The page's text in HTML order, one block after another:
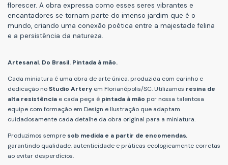
florescer. A obra expressa como esses seres vibrantes e
encantadores se tornam parte do imenso jardim que é o
mundo, criando uma conexão poética entre a majestade felina
e a persistência da natureza.
Artesanal. Do Brasil. Pintada à mão.
Cada miniatura é uma obra de arte única, produzida com carinho e
dedicação noStudio Artery em Florianópolis/SC. Utilizamos resina de
alta resistência e cada peça é pintada à mão por nossa talentosa
equipe com formação em Design e Ilustração que adaptam
cuidadosamente cada detalhe da obra original para a miniatura.
Produzimos sempre sob medida e a partir de encomendas,
garantindo qualidade, autenticidade e práticas ecologicamente corretas
ao evitar desperdícios.